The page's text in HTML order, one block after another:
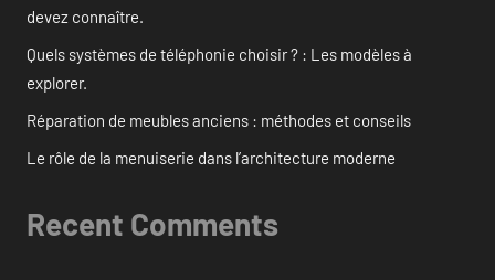
devez connaître.
Quels systèmes de téléphonie choisir ? : Les modèles à
explorer.
Réparation de meubles anciens : méthodes et conseils
Le rôle de la menuiserie dans l’architecture moderne
Recent Comments